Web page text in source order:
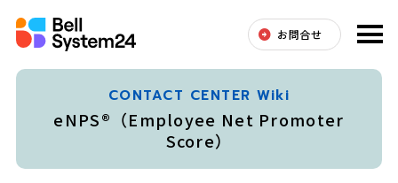
お問合せ
CONTACT CENTER Wiki
eNPS®（Employee Net Promoter
Score）